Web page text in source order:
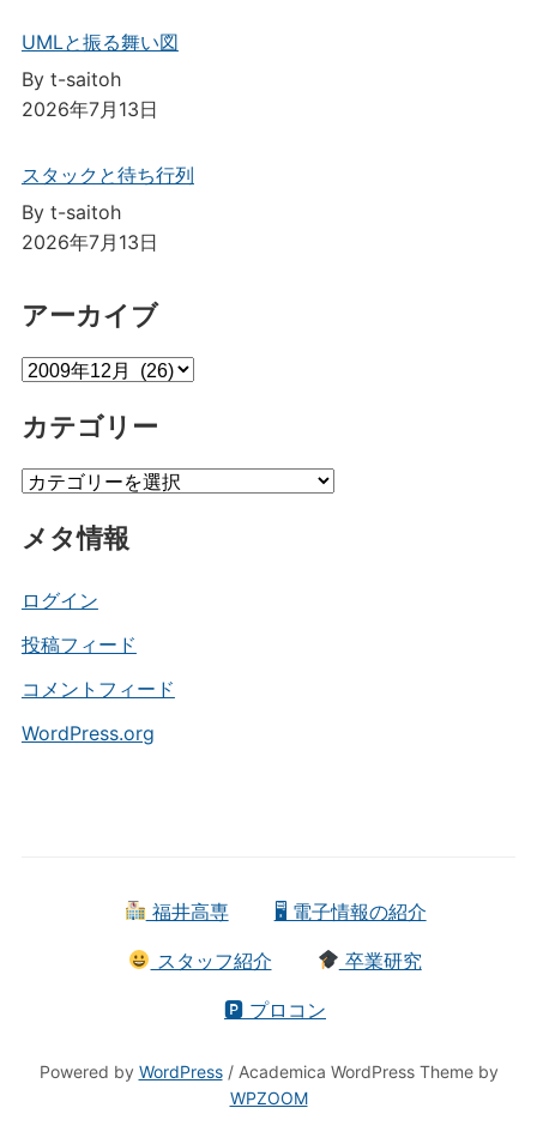
UMLと振る舞い図
By t-saitoh
2026年7月13日
スタックと待ち行列
By t-saitoh
2026年7月13日
アーカイブ
ア
カ
ブ
カテゴリー
カ
ゴ
ー
メタ情報
ログイン
投稿フィード
コメントフィード
WordPress.org
福井高専 🖥 電子情報の紹介
スタッフ紹介 卒業研究
🅿 プロコン
Powered by WordPress/ Academica WordPress Theme by
WPZOOM